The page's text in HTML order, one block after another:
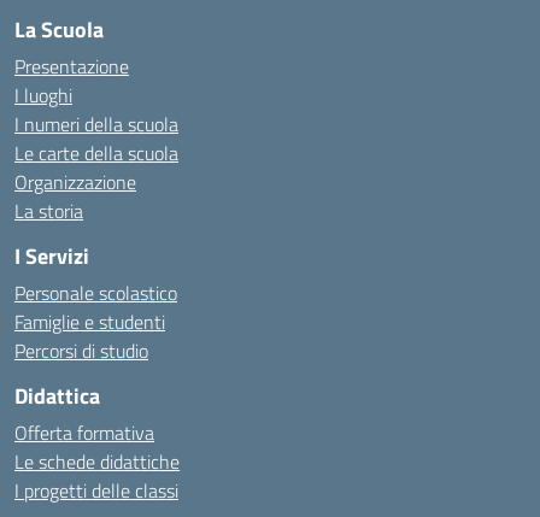
La Scuola
Presentazione
I luoghi
I numeri della scuola
Le carte della scuola
Organizzazione
La storia
I Servizi
Personale scolastico
Famiglie e studenti
Percorsi di studio
Didattica
Offerta formativa
Le schede didattiche
I progetti delle classi